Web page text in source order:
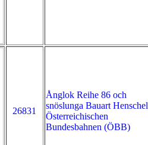
26831
Ånglok Reihe 86 och
snöslunga Bauart Henschel
Österreichischen
Bundesbahnen (ÖBB)